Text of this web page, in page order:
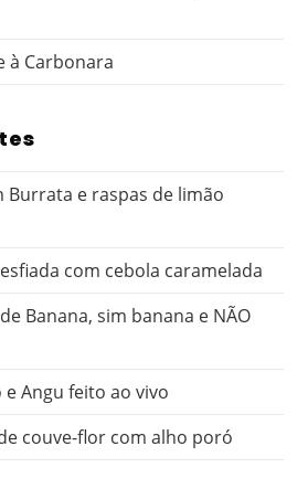
à Carbonara
Burrata e raspas de limão
com cebola caramelada
Banana, sim banana e NÃO
Angu feito ao vivo
couve-flor com alho poró